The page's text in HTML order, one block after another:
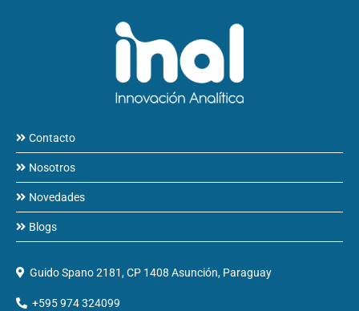
Contacto
Nosotros
Novedades
Blogs
Guido Spano 2181, CP 1408 Asunción, Paraguay
+595 974 324099